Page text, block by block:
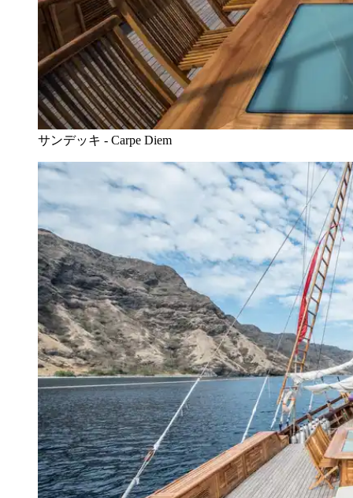
サンデッキ - Carpe Diem